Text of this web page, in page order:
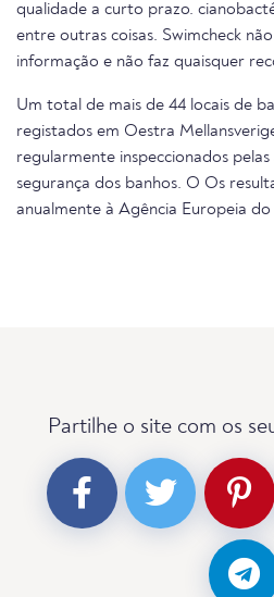
qualidade a curto prazo.
entre outras coisas. Swimcheck
informação e não faz quaisquer
Um total de mais de 44 locais de
registados em Oestra
regularmente inspeccionados
segurança dos banhos. O Os
anualmente à Agência Europeia
Partilhe o site com os